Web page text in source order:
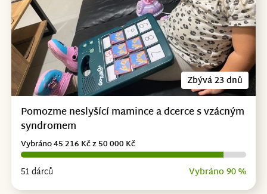
Zbývá 23 dnů
Pomozme neslyšící mamince a dcerce s vzácným
syndromem
51 dárců Vybráno 90 %
Vybráno 45 216 Kč z 50 000 Kč